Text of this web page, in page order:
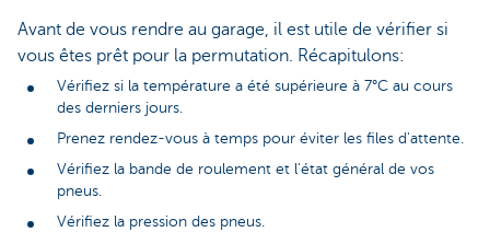
Avant de vous rendre au garage, il est utile de vérifier si
vous êtes prêt pour la permutation. Récapitulons:
Vérifiez si la température a été supérieure à 7°C au cours
des derniers jours.
Prenez rendez-vous à temps pour éviter les files d'attente.
Vérifiez la bande de roulement et l'état général de vos
pneus.
Vérifiez la pression des pneus.